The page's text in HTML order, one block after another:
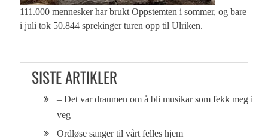
111.000 mennesker har brukt Oppstemten i sommer, og bare
i juli tok 50.844 sprekinger turen opp til Ulriken.
SISTE ARTIKLER
– Det var draumen om å bli musikar som fekk meg i
veg
Ordløse sanger til vårt felles hjem